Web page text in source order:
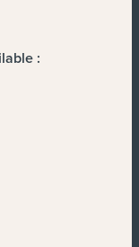
: